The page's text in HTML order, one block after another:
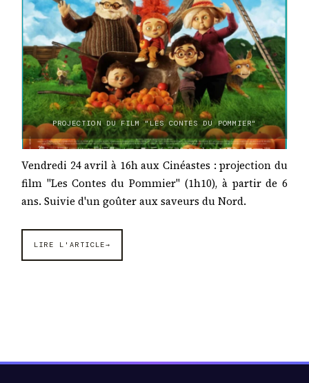
PROJECTION DU FILM "LES CONTES DU POMMIER"
Vendredi 24 avril à 16h aux Cinéastes : projection du
film "Les Contes du Pommier" (1h10), à partir de 6
ans. Suivie d'un goûter aux saveurs du Nord.
LIRE L'ARTICLE